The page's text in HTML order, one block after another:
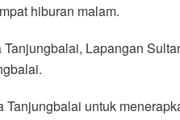
hiburan malam.
Lapangan
untuk